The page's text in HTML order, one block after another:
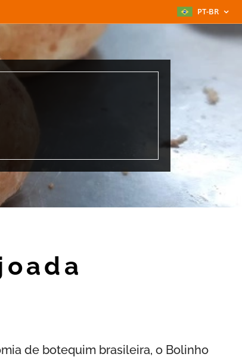
PT-BR
de botequim brasileira, o Bolinho